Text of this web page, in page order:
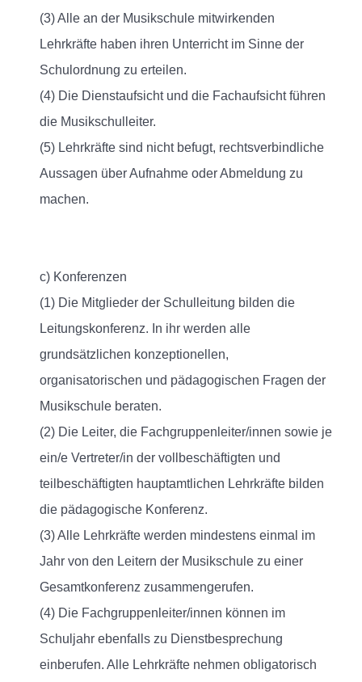
(3) Alle an der Musikschule mitwirkenden
Lehrkräfte haben ihren Unterricht im Sinne der
Schulordnung zu erteilen.
(4) Die Dienstaufsicht und die Fachaufsicht führen
die Musikschulleiter.
(5) Lehrkräfte sind nicht befugt, rechtsverbindliche
Aussagen über Aufnahme oder Abmeldung zu
machen.
c) Konferenzen
(1) Die Mitglieder der Schulleitung bilden die
Leitungskonferenz. In ihr werden alle
grundsätzlichen konzeptionellen,
organisatorischen und pädagogischen Fragen der
Musikschule beraten.
(2) Die Leiter, die Fachgruppenleiter/innen sowie je
ein/e Vertreter/in der vollbeschäftigten und
teilbeschäftigten hauptamtlichen Lehrkräfte bilden
die pädagogische Konferenz.
(3) Alle Lehrkräfte werden mindestens einmal im
Jahr von den Leitern der Musikschule zu einer
Gesamtkonferenz zusammengerufen.
(4) Die Fachgruppenleiter/innen können im
Schuljahr ebenfalls zu Dienstbesprechung
einberufen. Alle Lehrkräfte nehmen obligatorisch